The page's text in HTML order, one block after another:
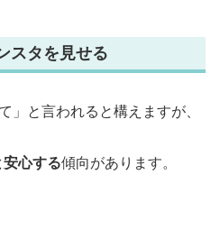
スタを見せる
」と言われると構えますが、
心する傾向があります。